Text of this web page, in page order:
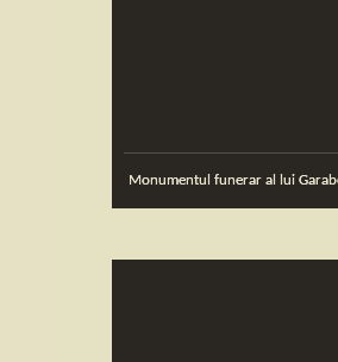
Monumentul funerar al lui